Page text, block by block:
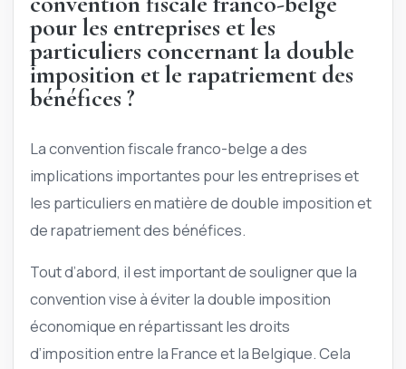
pour les entreprises et les
particuliers concernant la double
imposition et le rapatriement des
bénéfices ?
La convention fiscale franco-belge a des
implications importantes pour les entreprises et
les particuliers en matière de double imposition et
de rapatriement des bénéfices.
Tout d’abord, il est important de souligner que la
convention vise à éviter la double imposition
économique en répartissant les droits
d’imposition entre la France et la Belgique. Cela